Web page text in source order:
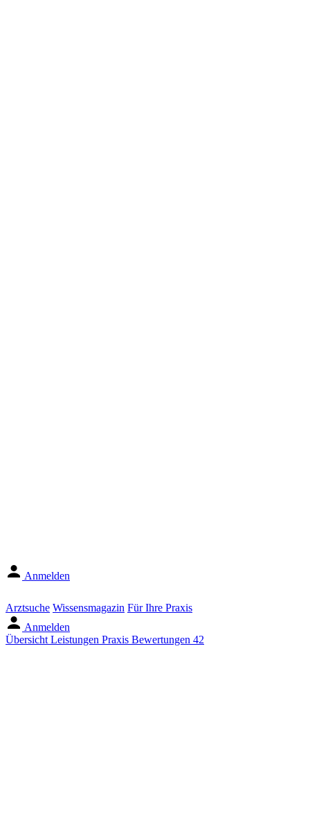
Anmelden
Arztsuche Wissensmagazin Für Ihre Praxis
Anmelden
Übersicht Leistungen Praxis Bewertungen 42